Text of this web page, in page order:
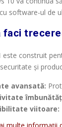
software-ul de
faci
este construit
și
avansată:
viitoare:
multe informații